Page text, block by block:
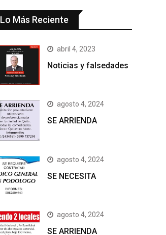
Lo Más Reciente
abril 4, 2023
Noticias y falsedades
agosto 4, 2024
SE ARRIENDA
agosto 4, 2024
SE NECESITA
agosto 4, 2024
SE ARRIENDA